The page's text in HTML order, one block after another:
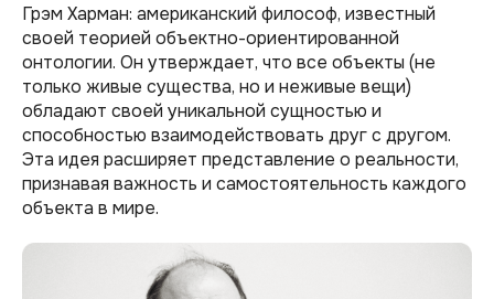
Грэм Харман: американский философ, известный
своей теорией объектно-ориентированной
онтологии. Он утверждает, что все объекты (не
только живые существа, но и неживые вещи)
обладают своей уникальной сущностью и
способностью взаимодействовать друг с другом.
Эта идея расширяет представление о реальности,
признавая важность и самостоятельность каждого
объекта в мире.